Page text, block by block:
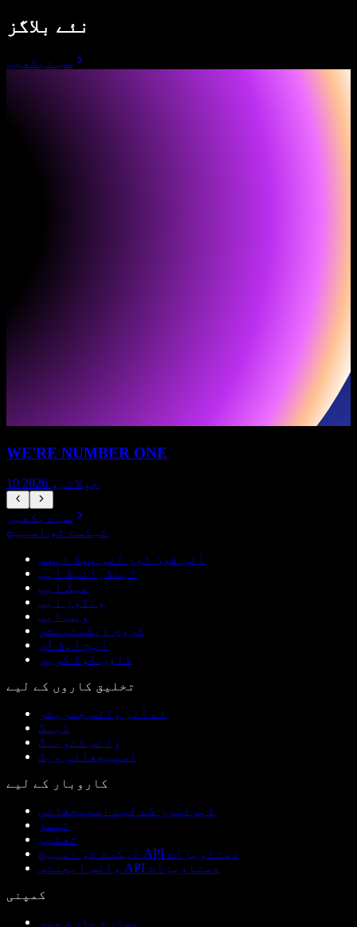
نئے بلاگز
سب دیکھیں
WE'RE NUMBER ONE
10 جولائی، 2026
سب دیکھیں
ٹیکسٹ ٹو اسپیچ
آئی فون اور آئی پیڈ ایپس
اینڈرائیڈ ایپ
میک ایپ
ونڈوز ایپ
ویب ایپ
کروم ایکسٹینشن
ایج ایڈ آن
ڈاؤن لوڈ کریں
تخلیق کاروں کے لیے
اے آئی وائس جنریٹر
ڈبنگ
وائس کلوننگ
اسپیچفائی ورک
کاروبار کے لیے
ڈیولپرز کے لیے اسپیچفائی
ٹیمز
تعلیم
ٹیکسٹ ٹو اسپیچ API دستاویزات
وائس ایجنٹس API دستاویزات
کمپنی
ہمارے بارے میں